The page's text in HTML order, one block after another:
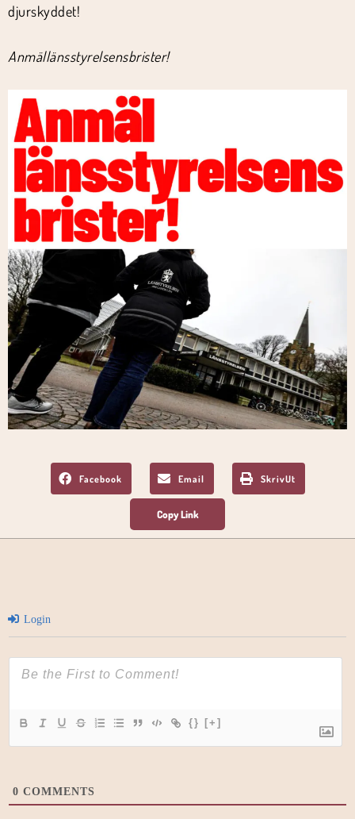
djurskyddet!
Anmällänsstyrelsensbrister!
Facebook Email SkrivUt
Login
{} [+]
0 COMMENTS